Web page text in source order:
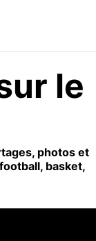
le
photos et
basket,